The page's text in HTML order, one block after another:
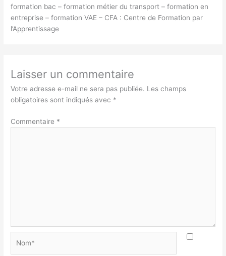
formation bac – formation métier du transport – formation en
entreprise – formation VAE – CFA : Centre de Formation par
l’Apprentissage
Laisser un commentaire
Votre adresse e-mail ne sera pas publiée. Les champs
obligatoires sont indiqués avec *
Commentaire *